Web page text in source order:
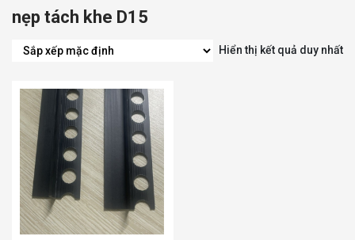
nẹp tách khe D15
Hiển thị kết quả duy nhất